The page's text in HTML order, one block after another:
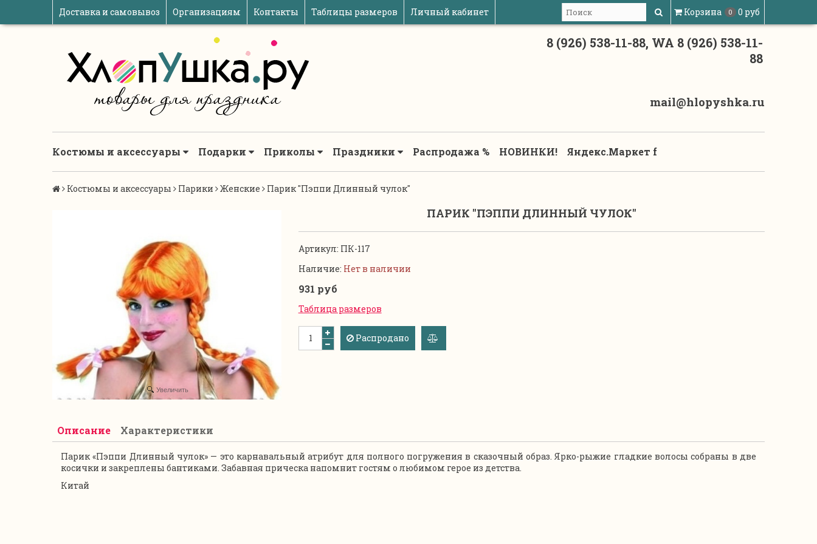
Доставка и самовывоз Организациям Контакты Таблицы размеров Личный кабинет Корзина 0 0 руб
8 (926) 538-11-88, WA 8 (926) 538-11-
88
mail@hlopyshka.ru
Костюмы и аксессуары Подарки Приколы Праздники Распродажа % НОВИНКИ! Яндекс.Маркет f
Костюмы и аксессуары Парики Женские Парик ''Пэппи Длинный чулок''
Увеличить
ПАРИК ''ПЭППИ ДЛИННЫЙ ЧУЛОК''
Артикул: ПК-117
Наличие: Нет в наличии
931 руб
Таблица размеров
Распродано
Описание Характеристики
Парик «Пэппи Длинный чулок» — это карнавальный атрибут для полного погружения в сказочный образ. Ярко-рыжие гладкие волосы собраны в две
косички и закреплены бантиками. Забавная прическа напомнит гостям о любимом герое из детства.
Китай